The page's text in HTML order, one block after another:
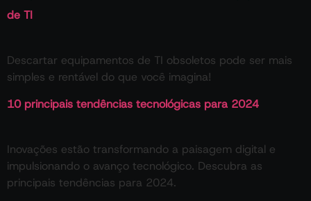
de TI
Descartar equipamentos de TI obsoletos pode ser mais
simples e rentável do que você imagina!
10 principais tendências tecnológicas para 2024
Inovações estão transformando a paisagem digital e
impulsionando o avanço tecnológico. Descubra as
principais tendências para 2024.